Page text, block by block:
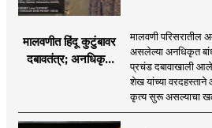
मालवणीत हिंदू कुटुंबावर
दबावतंत्र; अनधिकृत
मालवणी परिसरातील
असलेल्या अनधिकृत
प्रचंड दबावाखाली
शेख यांच्या
कृत्य सुरू असल्याचा